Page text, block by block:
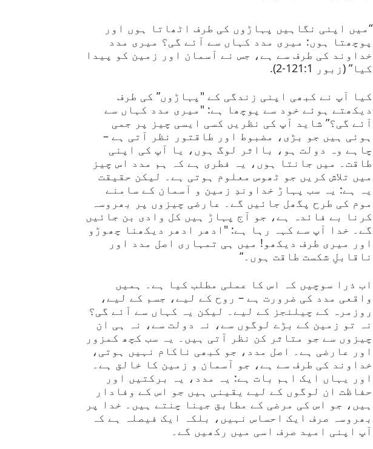
“میں اپنی نگاہیں پہاڑوں کی طرف اٹھاتا ہوں اور
پوچھتا ہوں: میری مدد کہاں سے آئے گی؟ میری مدد
خداوند کی طرف سے ہے، جس نے آسمان اور زمین کو پیدا
کیا” (زبور 121:1-2).
کیا آپ نے کبھی اپنی زندگی کے "پہاڑوں” کی طرف
دیکھتے ہوئے خود سے پوچھا ہے: "میری مدد کہاں سے
آئے گی؟” شاید آپ کی نظریں کسی ایسی چیز پر جمی
ہوئی ہیں جو بڑی، مضبوط اور طاقتور نظر آتی ہے –
چاہے وہ دولت ہو، بااثر لوگ ہوں، یا آپ کی اپنی
طاقت۔ میں جانتا ہوں، یہ فطری ہے کہ ہم مدد اس چیز
میں تلاش کریں جو ٹھوس معلوم ہوتی ہے۔ لیکن حقیقت
یہ ہے: یہ سب پہاڑ خداوندِ زمین و آسمان کے سامنے
موم کی طرح پگھل جائیں گے۔ عارضی چیزوں پر بھروسہ
کرنا بے فائدہ ہے، جو آج پہاڑ ہیں کل وادی بن جائیں
گے۔ خدا آپ سے کہہ رہا ہے: "ادھر ادھر دیکھنا چھوڑو
اور میری طرف دیکھو! میں ہی تمہاری اصل مدد اور
ناقابلِ شکست طاقت ہوں۔”
اب ذرا سوچیں کہ اس کا عملی مطلب کیا ہے۔ ہمیں
واقعی مدد کی ضرورت ہے – روح کے لیے، جسم کے لیے،
روزمرہ کے چیلنجز کے لیے۔ لیکن یہ کہاں سے آئے گی؟
نہ تو زمین کے بڑے لوگوں سے، نہ دولت سے، نہ ہی ان
چیزوں سے جو متاثر کن نظر آتی ہیں۔ یہ سب کچھ کمزور
اور عارضی ہے۔ اصل مدد، جو کبھی ناکام نہیں ہوتی،
خداوند کی طرف سے ہے، جو آسمان و زمین کا خالق ہے۔
اور یہاں ایک اہم بات ہے: یہ مدد، یہ برکتیں اور
حفاظت ان لوگوں کے لیے یقینی ہیں جو اس کے وفادار
ہیں، جو اس کی مرضی کے مطابق جینا چنتے ہیں۔ خدا پر
بھروسہ صرف ایک احساس نہیں، بلکہ ایک فیصلہ ہے کہ
آپ اپنی امید صرف اسی میں رکھیں گے۔